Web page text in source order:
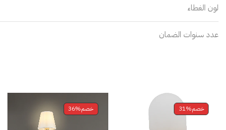
لون الغطاء
عدد سنوات الضمان
خصم31% خصم36%